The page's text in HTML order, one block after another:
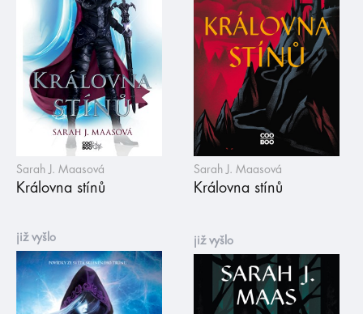
Sarah J. Maasová
Královna stínů
Sarah J. Maasová
Královna stínů
již vyšlo již vyšlo